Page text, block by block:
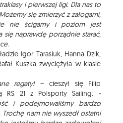
i pierwszej ligi. Dla nas to
się zmierzyć z załogami,
nie ścigamy i poziom jest
się naprawdę porządnie starać,
Igor Tarasiuk, Hanna Dzik,
Kuszka zwyciężyła w klasie
regaty!– cieszył się Filip
RS 21 z Polsporty Sailing. -
i podejmowaliśmy bardzo
nam nie wyszedł ostatni